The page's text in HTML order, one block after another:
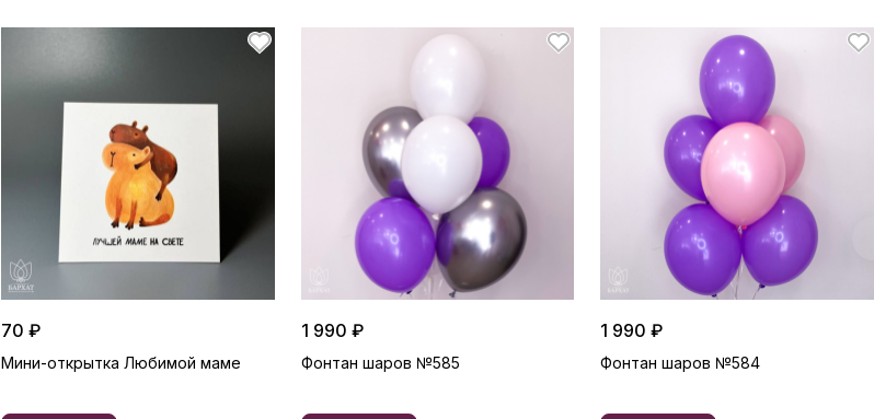
70 ₽
Мини-открытка Любимой маме
1 990 ₽
Фонтан шаров №585
1 990 ₽
Фонтан шаров №584